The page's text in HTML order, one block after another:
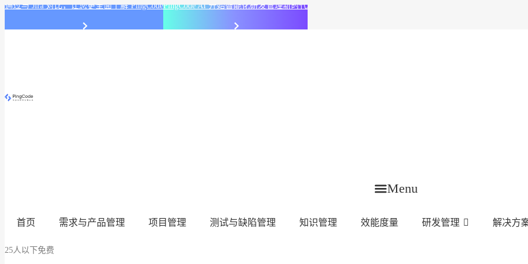
通过与 Jira 对比，让您更全面了解 PingCodePingCode AI 开始智能化研发管理新时代
Menu
首页 需求与产品管理 项目管理 测试与缺陷管理 知识管理 效能度量 研发管理 解决方
25人以下免费